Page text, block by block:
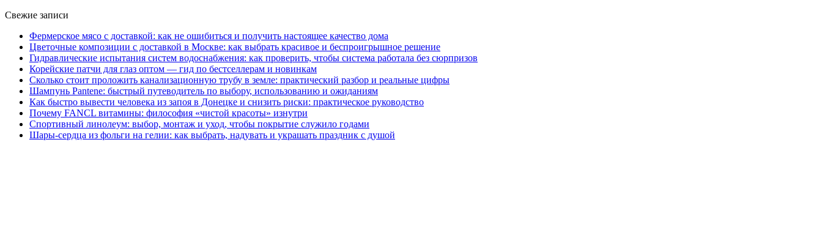
Свежие записи
Фермерское мясо с доставкой: как не ошибиться и получить настоящее качество дома
Цветочные композиции с доставкой в Москве: как выбрать красивое и беспроигрышное решение
Гидравлические испытания систем водоснабжения: как проверить, чтобы система работала без сюрпризов
Корейские патчи для глаз оптом — гид по бестселлерам и новинкам
Сколько стоит проложить канализационную трубу в земле: практический разбор и реальные цифры
Шампунь Pantene: быстрый путеводитель по выбору, использованию и ожиданиям
Как быстро вывести человека из запоя в Донецке и снизить риски: практическое руководство
Почему FANCL витамины: философия «чистой красоты» изнутри
Спортивный линолеум: выбор, монтаж и уход, чтобы покрытие служило годами
Шары-сердца из фольги на гелии: как выбрать, надувать и украшать праздник с душой